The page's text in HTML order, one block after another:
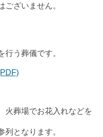
ざいません。
う葬儀です。
火葬場でお花入れなどを
となります。